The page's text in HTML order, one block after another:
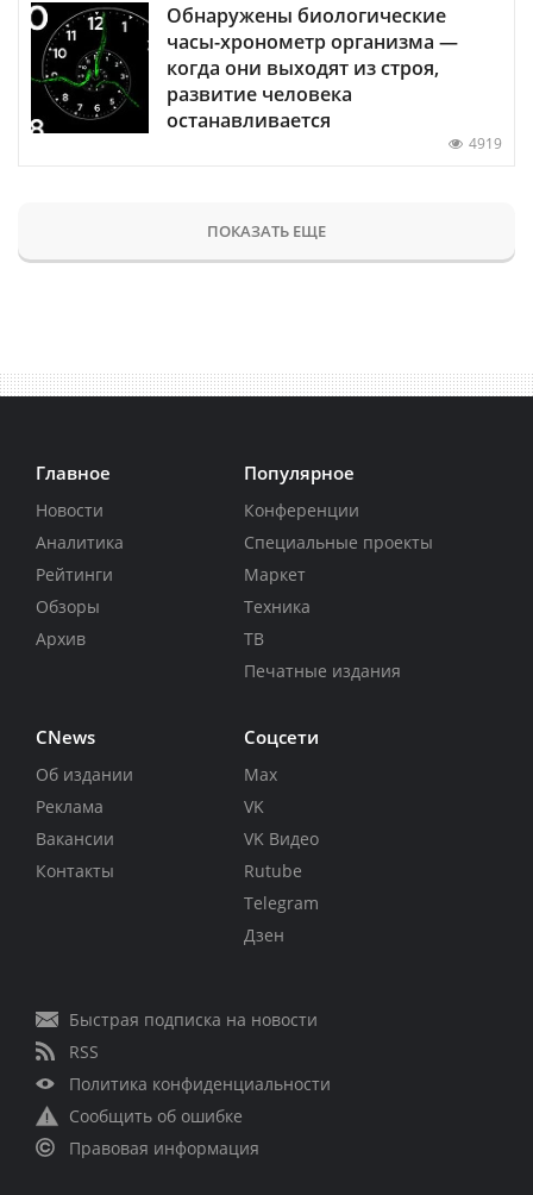
Обнаружены биологические
часы-хронометр организма —
когда они выходят из строя,
развитие человека
останавливается
4919
ПОКАЗАТЬ ЕЩЕ
Главное
Новости
Аналитика
Рейтинги
Обзоры
Архив
Популярное
Конференции
Специальные проекты
Маркет
Техника
ТВ
Печатные издания
CNews
Об издании
Реклама
Вакансии
Контакты
Соцсети
Max
VK
VK Видео
Rutube
Telegram
Дзен
Быстрая подписка на новости
RSS
Политика конфиденциальности
Сообщить об ошибке
Правовая информация